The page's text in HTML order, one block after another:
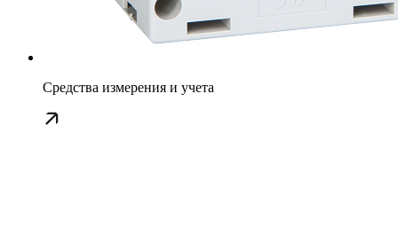
Средства измерения и учета